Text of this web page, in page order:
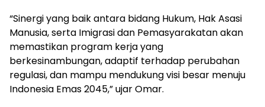
“Sinergi yang baik antara bidang Hukum, Hak Asasi
Manusia, serta Imigrasi dan Pemasyarakatan akan
memastikan program kerja yang
berkesinambungan, adaptif terhadap perubahan
regulasi, dan mampu mendukung visi besar menuju
Indonesia Emas 2045,” ujar Omar.